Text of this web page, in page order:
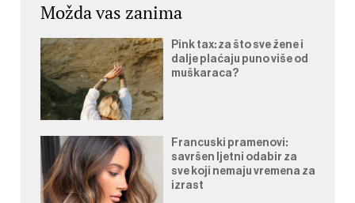
Možda vas zanima
Pink tax: za što sve žene i
dalje plaćaju puno više od
muškaraca?
Francuski pramenovi:
savršen ljetni odabir za
sve koji nemaju vremena za
izrast